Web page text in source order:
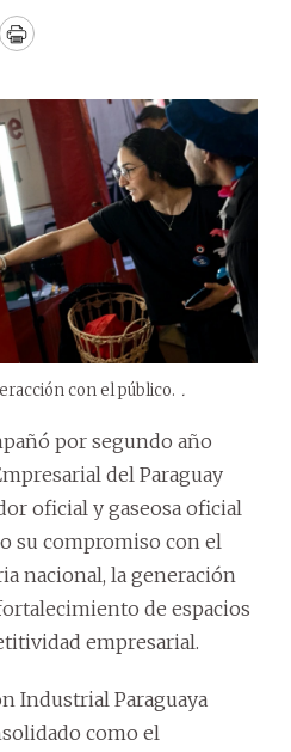
Print
con el público. .
por segundo año
del Paraguay
oficial y gaseosa oficial
su compromiso con el
nacional, la generación
de espacios
empresarial.
Industrial Paraguaya
como el